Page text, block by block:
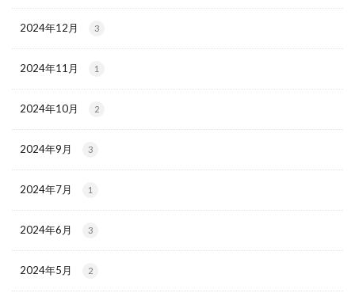
2024年12月 3
2024年11月 1
2024年10月 2
2024年9月 3
2024年7月 1
2024年6月 3
2024年5月 2